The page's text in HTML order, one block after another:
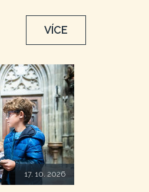
VÍCE
17. 10. 2026